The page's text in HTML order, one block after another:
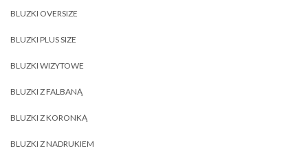
BLUZKI OVERSIZE
BLUZKI PLUS SIZE
BLUZKI WIZYTOWE
BLUZKI Z FALBANĄ
BLUZKI Z KORONKĄ
BLUZKI Z NADRUKIEM